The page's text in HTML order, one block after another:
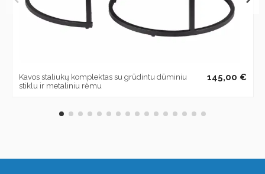
Kavos staliukų komplektas su grūdintu dūminiu
stiklu ir metaliniu rėmu
145,00 €